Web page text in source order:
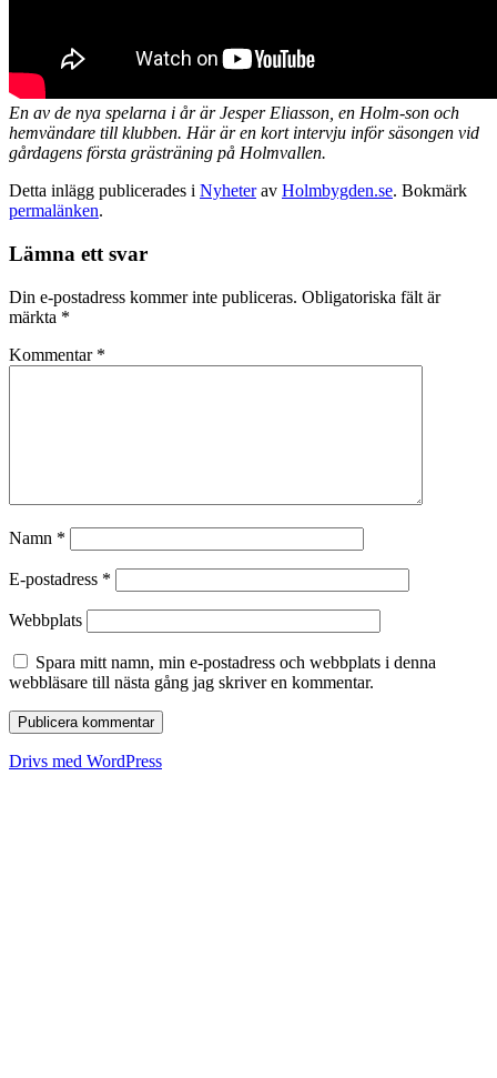
En av de nya spelarna i år är Jesper Eliasson, en Holm-son och
hemvändare till klubben. Här är en kort intervju inför säsongen vid
gårdagens första grästräning på Holmvallen.
Detta inlägg publicerades i Nyheterav Holmbygden.se. Bokmärk
permalänken.
Lämna ett svar
Din e-postadress kommer inte publiceras. Obligatoriska fält är
märkta *
Kommentar *
Namn *
E-postadress *
Webbplats
Spara mitt namn, min e-postadress och webbplats i denna
webbläsare till nästa gång jag skriver en kommentar.
Drivs med WordPress